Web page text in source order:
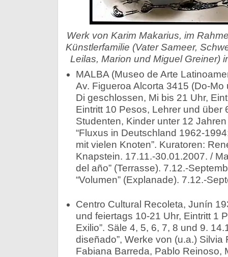
Werk von Karim Makarius, im
Künstlerfamilie (Vater Sameer,
Leilas, Marion und Miguel Greiner)
MALBA (Museo de Arte
Av. Figueroa Alcorta 3415 (Do-
Di geschlossen, Mi bis 21 Uhr,
Eintritt 10 Pesos, Lehrer und über
Studenten, Kinder unter 12
“Fluxus in Deutschland 1962-
mit vielen Knoten”. Kuratoren:
Knapstein. 17.11.-30.01.2007. /
del año” (Terrasse). 7.12.-
“Volumen” (Explanade). 7.12.-
Centro Cultural Recoleta, Junín
und feiertags 10-21 Uhr, Eintritt 1
Exilio”. Säle 4, 5, 6, 7, 8 und 9.
diseñado”, Werke von (u.a.)
Fabiana Barreda, Pablo Reinoso,